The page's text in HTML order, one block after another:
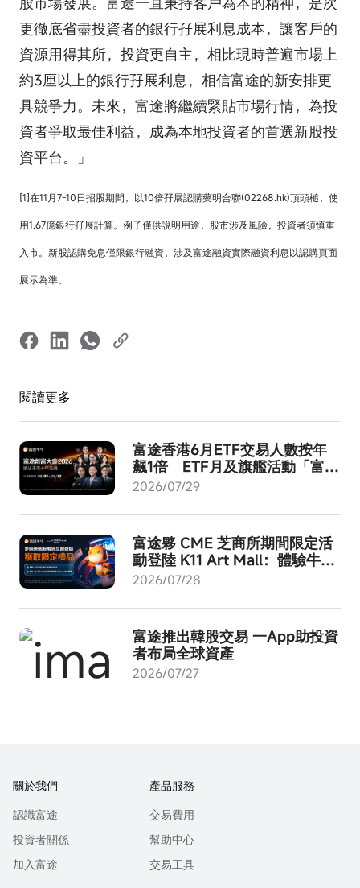
更徹底省盡投資者的銀行孖展利息成本，讓客戶的
資源用得其所，投資更自主，相比現時普遍市場上
約3厘以上的銀行孖展利息，相信富途的新安排更
具競爭力。未來，富途將繼續緊貼市場行情，為投
資者爭取最佳利益，成為本地投資者的首選新股投
資平台。」
[1]在11月7-10日招股期間，以10倍孖展認購藥明合聯(02268.hk)頂頭槌，使
用1.67億銀行孖展計算。例子僅供說明用途，股市涉及風險，投資者須慎重
入市。新股認購免息僅限銀行融資，涉及富途融資實際融資利息以認購頁面
展示為準。
閱讀更多
富途香港6月ETF交易人數按年
飆1倍 ETF月及旗艦活動「富途
創富大會2026」8月啟動
2026/07/29
富途夥 CME 芝商所期間限定活
動登陸 K11 Art Mall：體驗牛牛
AI - 成就交易進化！
2026/07/28
富途推出韓股交易 一App助投資
者布局全球資產
2026/07/27
關於我們
認識富途
投資者關係
加入富途
產品服務
交易費用
幫助中心
交易工具